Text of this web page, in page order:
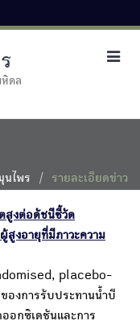
ดล
นไพร รายละเอียดข่าว
สูงต่อดัชนีชี้วัด
สูงอายุที่มีภาวะความ
placebo-
งการรับประทานน้ำบี
อกซิเดชันและการ